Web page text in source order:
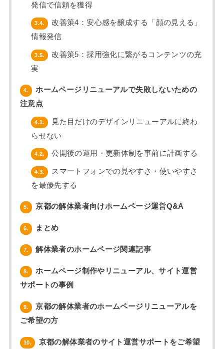
発信で信頼を獲得
3.4.
改善策4：安心感を醸成する「顔の見える」
情報発信
3.5.
改善策5：採用強化に繋がるコンテンツの充
実
4.
ホームページリニューアルで失敗しないための
注意点
4.1.
見た目だけのデザインリニューアルに終わ
らせない
4.2. 公開後の運用・更新体制を事前に計画する
4.3.
スマートフォンでの見やすさ・使いやすさ
を最優先する
5. 京都の解体業者向けホームページ運営Q&A
6. まとめ
7. 解体業者のホームページ関連記事
8.
ホームページ制作やリニューアル、サイト運営
サポートの事例
9.
京都の解体業者のホームページリニューアルを
ご希望の方
10.
京都の解体業者のサイト運営サポートをご希望